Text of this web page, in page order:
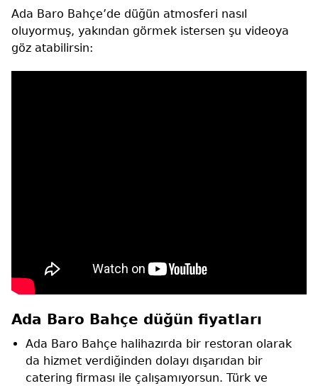
Ada Baro Bahçe’de düğün atmosferi nasıl
oluyormuş, yakından görmek istersen şu videoya
göz atabilirsin:
Ada Baro Bahçe düğün fiyatları
Ada Baro Bahçe halihazırda bir restoran olarak
da hizmet verdiğinden dolayı dışarıdan bir
catering firması ile çalışamıyorsun. Türk ve